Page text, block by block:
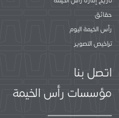
حقائق
رأس الخيمة اليوم
تراخيص التصوير
اتصل بنا
مؤسسات رأس الخيمة